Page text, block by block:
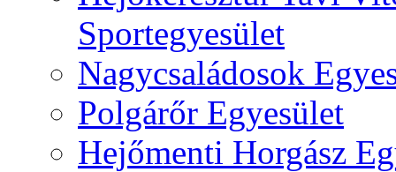
Sportegyesület
Nagycsaládosok
Polgárőr Egyesület
Hejőmenti Horgász